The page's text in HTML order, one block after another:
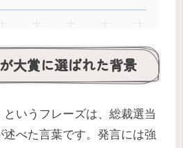
大賞に選ばれた背景
いうフレーズは、総裁選当
べた言葉です。発言には強